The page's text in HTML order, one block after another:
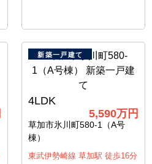
新築一戸建て
4LDK
5,590万円
草加市氷川町580-1（A号
棟）
東武伊勢崎線 草加駅 徒歩16分